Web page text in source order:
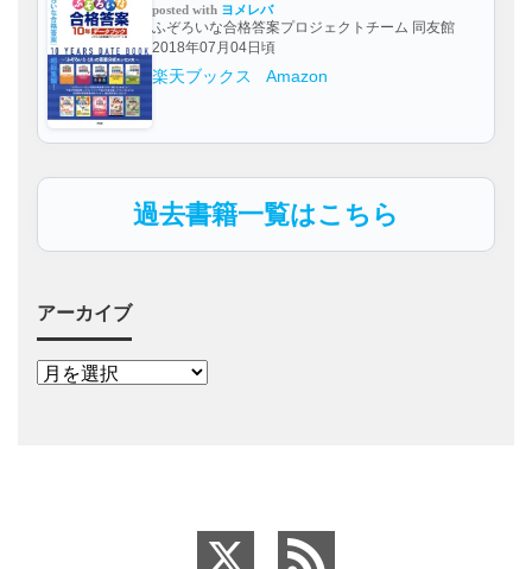
posted with ヨメレバ
ふぞろいな合格答案プロジェクトチーム 同友館
2018年07月04日頃
楽天ブックス Amazon
過去書籍一覧はこちら
アーカイブ